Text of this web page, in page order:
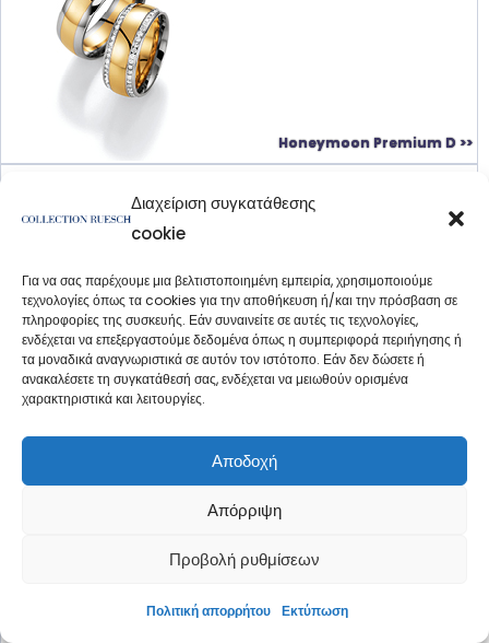
Διαχείριση συγκατάθεσης
cookie
Για να σας παρέχουμε μια βελτιστοποιημένη εμπειρία, χρησιμοποιούμε
τεχνολογίες όπως τα cookies για την αποθήκευση ή/και την πρόσβαση σε
πληροφορίες της συσκευής. Εάν συναινείτε σε αυτές τις τεχνολογίες,
ενδέχεται να επεξεργαστούμε δεδομένα όπως η συμπεριφορά περιήγησης ή
τα μοναδικά αναγνωριστικά σε αυτόν τον ιστότοπο. Εάν δεν δώσετε ή
ανακαλέσετε τη συγκατάθεσή σας, ενδέχεται να μειωθούν ορισμένα
χαρακτηριστικά και λειτουργίες.
Αποδοχή
Απόρριψη
Προβολή ρυθμίσεων
Πολιτική απορρήτου Εκτύπωση
Honeymoon Premium D >>
Honeymoon Premium E >>